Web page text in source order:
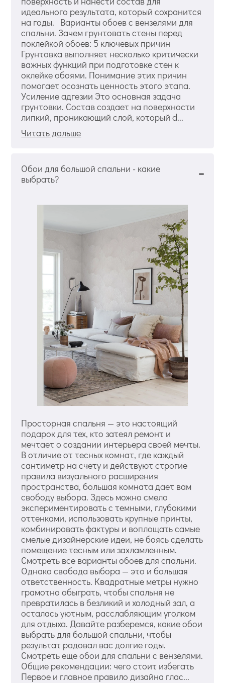
идеального результата, который сохранится
на годы. Варианты обоев с вензелями для
спальни. Зачем грунтовать стены перед
поклейкой обоев: 5 ключевых причин
Грунтовка выполняет несколько критически
важных функций при подготовке стен к
оклейке обоями. Понимание этих причин
помогает осознать ценность этого этапа.
Усиление адгезии Это основная задача
грунтовки. Состав создает на поверхности
липкий, проникающий слой, который d...
Читать дальше
Обои для большой спальни - какие
выбрать?
Просторная спальня — это настоящий
подарок для тех, кто затеял ремонт и
мечтает о создании интерьера своей мечты.
В отличие от тесных комнат, где каждый
сантиметр на счету и действуют строгие
правила визуального расширения
пространства, большая комната дает вам
свободу выбора. Здесь можно смело
экспериментировать с темными, глубокими
оттенками, использовать крупные принты,
комбинировать фактуры и воплощать самые
смелые дизайнерские идеи, не боясь сделать
помещение тесным или захламленным.
Смотреть все варианты обоев для спальни.
Однако свобода выбора — это и большая
ответственность. Квадратные метры нужно
грамотно обыграть, чтобы спальня не
превратилась в безликий и холодный зал, а
осталась уютным, расслабляющим уголком
для отдыха. Давайте разберемся, какие обои
выбрать для большой спальни, чтобы
результат радовал вас долгие годы.
Смотреть еще обои для спальни с вензелями.
Общие рекомендации: чего стоит избегать
Первое и главное правило дизайна глас...